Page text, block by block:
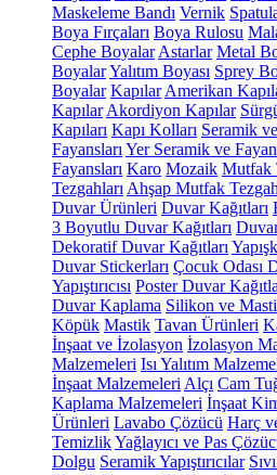
Maskeleme Bandı Vernik
Boya Fırçaları Boya Rulosu
Cephe Boyalar Astarlar Metal
BoyalarYalıtım Boyası Sprey
Boyalar Kapılar Amerikan
Kapılar Akordiyon Kapılar
Kapıları Kapı Kolları Seramik
Fayansları Yer Seramik ve
Fayansları Karo Mozaik Mutfak
Tezgahları Ahşap Mutfak
Duvar Ürünleri Duvar Kağıtları
3 Boyutlu Duvar Kağıtları
Dekoratif Duvar Kağıtları
Duvar Stickerları Çocuk Odası
Yapıştırıcısı Poster Duvar
Duvar Kaplama Silikon ve
Köpük Mastik Tavan Ürünleri
İnşaat ve İzolasyon İzolasyon
Malzemeleri Isı Yalıtım
İnşaat Malzemeleri Alçı Cam
Kaplama Malzemeleri İnşaat
Ürünleri Lavabo Çözücü Harç
TemizlikYağlayıcı ve Pas
Dolgu Seramik Yapıştırıcılar